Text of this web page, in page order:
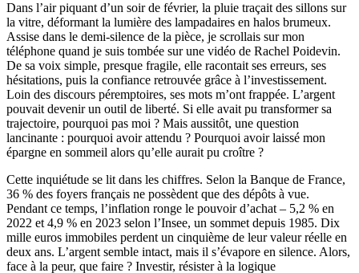
Dans l’air piquant d’un soir de février, la pluie traçait des sillons sur
la vitre, déformant la lumière des lampadaires en halos brumeux.
Assise dans le demi-silence de la pièce, je scrollais sur mon
téléphone quand je suis tombée sur une vidéo de Rachel Poidevin.
De sa voix simple, presque fragile, elle racontait ses erreurs, ses
hésitations, puis la confiance retrouvée grâce à l’investissement.
Loin des discours péremptoires, ses mots m’ont frappée. L’argent
pouvait devenir un outil de liberté. Si elle avait pu transformer sa
trajectoire, pourquoi pas moi ? Mais aussitôt, une question
lancinante : pourquoi avoir attendu ? Pourquoi avoir laissé mon
épargne en sommeil alors qu’elle aurait pu croître ?
Cette inquiétude se lit dans les chiffres. Selon la Banque de France,
36 % des foyers français ne possèdent que des dépôts à vue.
Pendant ce temps, l’inflation ronge le pouvoir d’achat – 5,2 % en
2022 et 4,9 % en 2023 selon l’Insee, un sommet depuis 1985. Dix
mille euros immobiles perdent un cinquième de leur valeur réelle en
deux ans. L’argent semble intact, mais il s’évapore en silence. Alors,
face à la peur, que faire ? Investir, résister à la logique